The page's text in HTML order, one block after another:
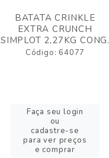
BATATA CRINKLE
EXTRA CRUNCH
SIMPLOT 2,27KG CONG.
Código: 64077
Faça seu login
ou
cadastre-se
para ver preços
e comprar